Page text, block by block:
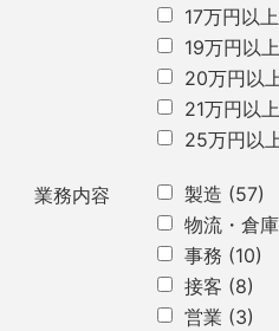
17万円以上
19万円以上
20万円以
21万円以上
25万円以
業務内容 製造 (57)
物流・倉庫
事務 (10)
接客 (8)
営業 (3)